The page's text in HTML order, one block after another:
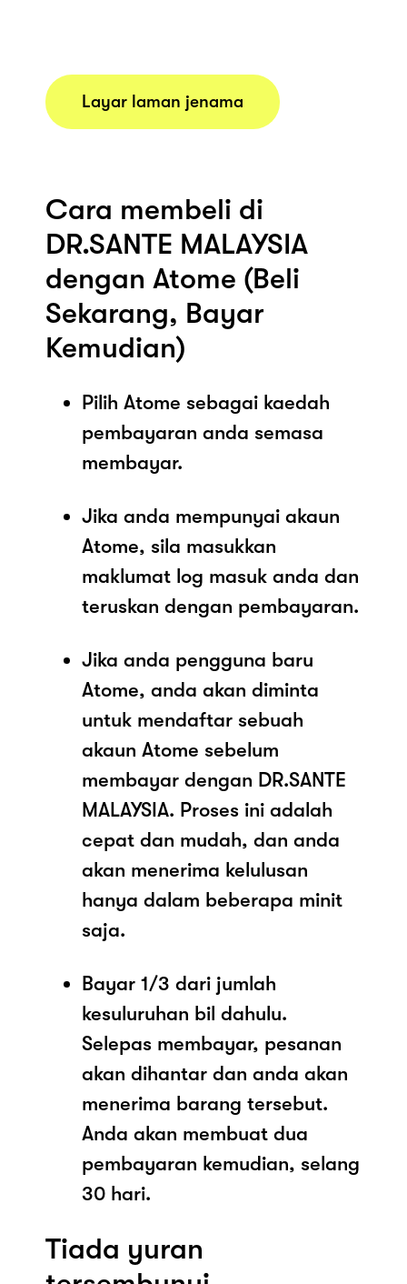
Layar laman jenama
Cara membeli di
DR.SANTE MALAYSIA
dengan Atome (Beli
Sekarang, Bayar
Kemudian)
Pilih Atome sebagai kaedah
pembayaran anda semasa
membayar.
Jika anda mempunyai akaun
Atome, sila masukkan
maklumat log masuk anda dan
teruskan dengan pembayaran.
Jika anda pengguna baru
Atome, anda akan diminta
untuk mendaftar sebuah
akaun Atome sebelum
membayar dengan DR.SANTE
MALAYSIA. Proses ini adalah
cepat dan mudah, dan anda
akan menerima kelulusan
hanya dalam beberapa minit
saja.
Bayar 1/3 dari jumlah
kesuluruhan bil dahulu.
Selepas membayar, pesanan
akan dihantar dan anda akan
menerima barang tersebut.
Anda akan membuat dua
pembayaran kemudian, selang
30 hari.
Tiada yuran